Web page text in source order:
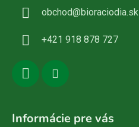
obchod@bioraciodia.sk
+421 918 878 727
Informácie pre vás